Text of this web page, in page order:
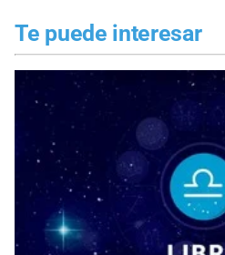
Te puede interesar